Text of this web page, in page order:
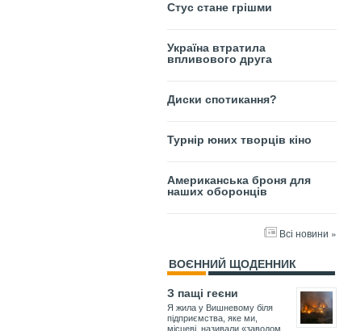
Стус стане грішми
Україна втратила
впливового друга
Диски спотикання?
Турнір юних творців кіно
Американська броня для
наших оборонців
Всі новини »
ВОЄННИЙ ЩОДЕННИК
З пащі геєни
Я жила у Вишневому біля
підприємства, яке ми,
місцеві, називали «заводом